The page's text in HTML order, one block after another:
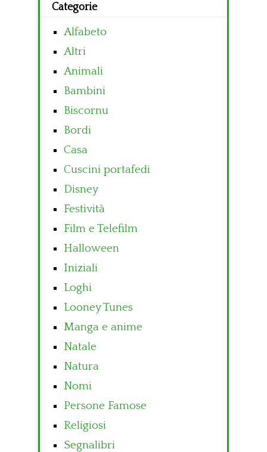
Categorie
Alfabeto
Altri
Animali
Bambini
Biscornu
Bordi
Casa
Cuscini portafedi
Disney
Festività
Film e Telefilm
Halloween
Iniziali
Loghi
Looney Tunes
Manga e anime
Natale
Natura
Nomi
Persone Famose
Religiosi
Segnalibri